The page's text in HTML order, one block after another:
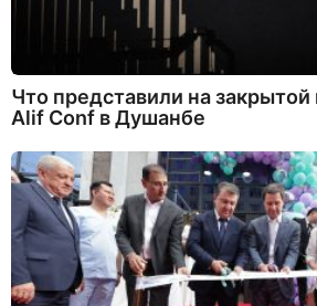
Что представили на
Alif Conf в Душанбе